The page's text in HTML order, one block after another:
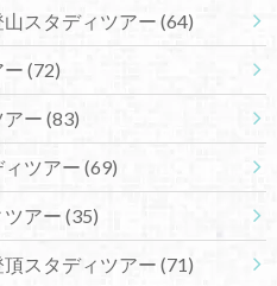
スタディツアー (64)
(72)
ー (83)
ツアー (69)
アー (35)
スタディツアー (71)